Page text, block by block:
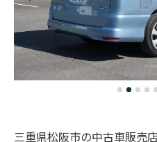
三重県松阪市の中古車販売